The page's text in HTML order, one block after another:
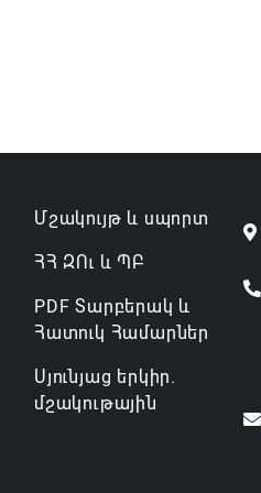
Մշակույթ և սպորտ
ՀՀ ԶՈւ և ՊԲ
PDF Տարբերակ և
Հատուկ Համարներ
Սյունյաց երկիր.
մշակութային